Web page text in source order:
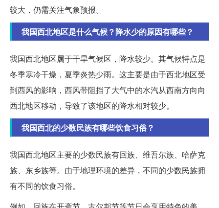
较大，仍需关注气象预报。
我国西北地区是什么气候？降水少的原因有哪些？
我国西北地区属于干旱气候区，降水较少。其气候特点是
冬季寒冷干燥，夏季炎热少雨。这主要是由于西北地区受
到西风的影响，西风带阻挡了大气中的水汽从西南方向向
西北地区移动，导致了该地区的降水相对较少。
我国西北的少数民族有哪些饮食习俗？
我国西北地区主要的少数民族有回族、维吾尔族、哈萨克
族、东乡族等。由于地理环境的差异，不同的少数民族拥
有不同的饮食习俗。